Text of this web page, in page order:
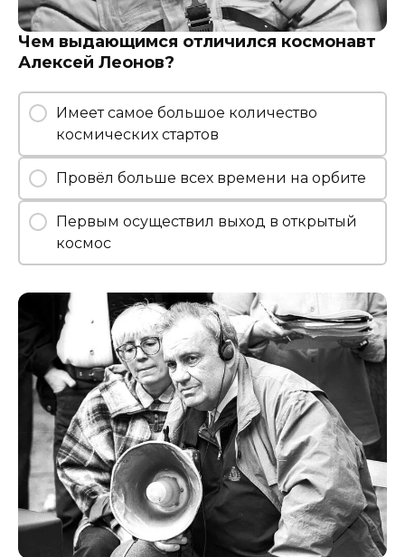
Чем выдающимся отличился космонавт
Алексей Леонов?
Имеет самое большое количество
космических стартов
Провёл больше всех времени на орбите
Первым осуществил выход в открытый
космос